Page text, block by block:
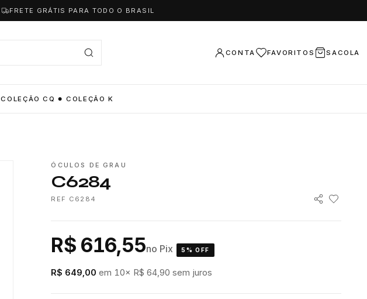
FRETE GRÁTIS PARA TODO O BRASIL
CONTA FAVORITOS SACOLA
COLEÇÃO CQ COLEÇÃO K
ÓCULOS DE GRAU
C6284
REF C6284
R$ 616,55no Pix 5% OFF
R$ 649,00 em 10× R$ 64,90 sem juros